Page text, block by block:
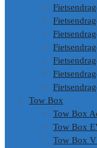
Tow Box
Tow Box
Tow Box
Tow Box